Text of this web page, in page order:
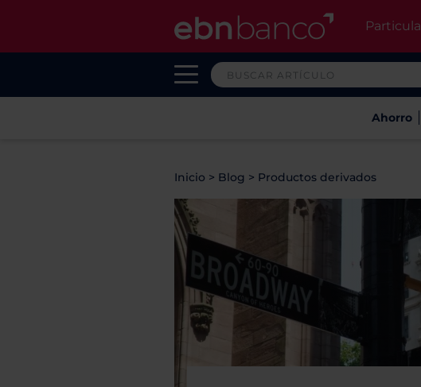
Ahorro
Inicio > Blog > Productos derivados